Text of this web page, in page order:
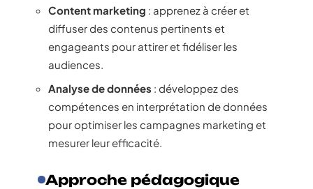
Content marketing : apprenez à créer et
diffuser des contenus pertinents et
engageants pour attirer et fidéliser les
audiences.
Analyse de données : développez des
compétences en interprétation de données
pour optimiser les campagnes marketing et
mesurer leur efficacité.
Approche pédagogique